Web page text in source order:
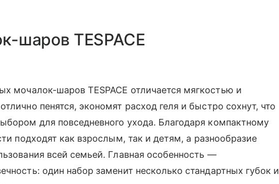
шаров TESPACE
мочалок-шаров TESPACE отличается мягкостью и
пенятся, экономят расход геля и быстро сохнут, что
для повседневного ухода. Благодаря компактному
подходят как взрослым, так и детям, а разнообразие
всей семьей. Главная особенность —
один набор заменит несколько стандартных губок и